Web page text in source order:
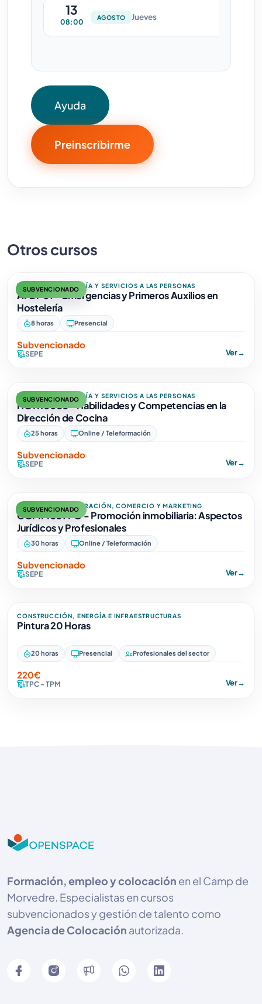
AGOSTO
13
08:00
Jueves
Ayuda
Preinscribirme
Otros cursos
SUBVENCIONADO
TURISMO, HOSTELERÍA Y SERVICIOS A LAS PERSONAS
AFDP01 - Emergencias y Primeros Auxilios en
Hostelería
8 horas Presencial
Subvencionado
SEPE Ver→
SUBVENCIONADO
TURISMO, HOSTELERÍA Y SERVICIOS A LAS PERSONAS
HOTR0035 - Habilidades y Competencias en la
Dirección de Cocina
25 horas Online / Teleformación
Subvencionado
SEPE Ver→
SUBVENCIONADO
EMPRESA, ADMINISTRACIÓN, COMERCIO Y MARKETING
COMM059PO - Promoción inmobiliaria: Aspectos
Jurídicos y Profesionales
30 horas Online / Teleformación
Subvencionado
SEPE Ver→
CONSTRUCCIÓN, ENERGÍA E INFRAESTRUCTURAS
Pintura 20 Horas
20 horas Presencial Profesionales del sector
220€
TPC - TPM Ver→
Formación, empleo y colocación en el Camp de
Morvedre. Especialistas en cursos
subvencionados y gestión de talento como
Agencia de Colocación autorizada.